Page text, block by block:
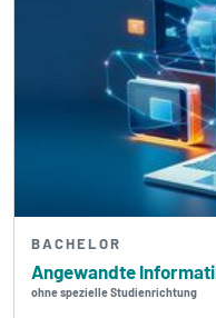
Angewandte
ohne spezielle Studienrichtung
BACHELOR